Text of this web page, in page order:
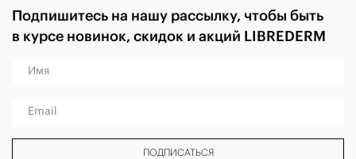
Подпишитесь на нашу рассылку, чтобы быть
в курсе новинок, скидок и акций LIBREDERM
Имя
Email
ПОДПИСАТЬСЯ